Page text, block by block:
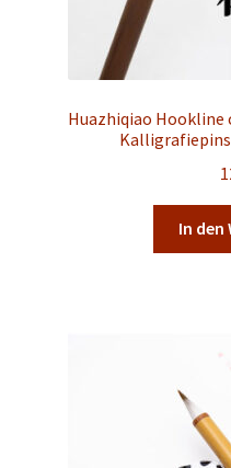
Huazhiqiao Hookline
In den